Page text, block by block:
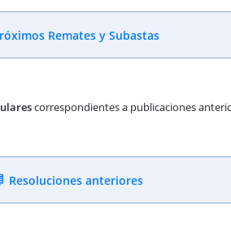
Remates y Subastas
correspondientes a publicaciones
Resoluciones anteriores